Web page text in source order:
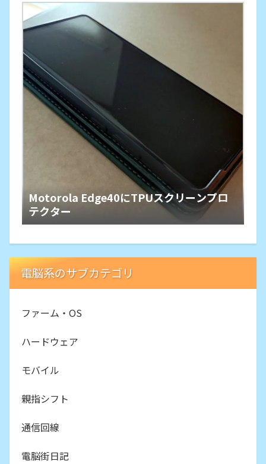
Motorola Edge40にTPUスクリーンプロ
テクター
電脳系のサブカテゴリ
ファーム・OS
ハードウェア
モバイル
親指シフト
通信回線
電脳街日記